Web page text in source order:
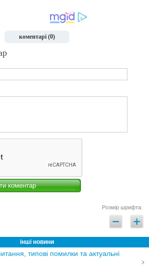
коментарі (0)
Розмір шрифта:
інші новини
типові помилки та актуальні